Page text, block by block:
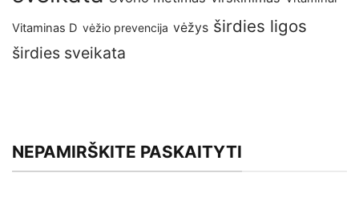
Vitaminas D vėžio prevencija vėžys širdies ligos
širdies sveikata
NEPAMIRŠKITE PASKAITYTI